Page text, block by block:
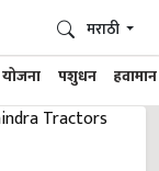
पशुधन हवामान
मराठी